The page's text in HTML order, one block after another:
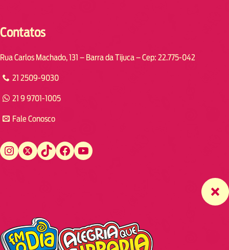
Contatos
Rua Carlos Machado, 131 – Barra da Tijuca – Cep: 22.775-042
21 2509-9030
21 9 9701-1005
Fale Conosco
Instagram Twitter TikTok Facebook YouTube